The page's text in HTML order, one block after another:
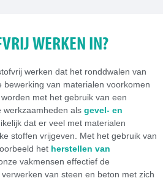
WERKEN IN?
werken dat het ronddwalen van
bewerking van materialen voorkomen
met het gebruik van een
werkzaamheden als gevel- en
dat er veel met materialen
stoffen vrijgeven. Met het gebruik van
het herstellen van
vakmensen effectief de
van steen en beton met zich